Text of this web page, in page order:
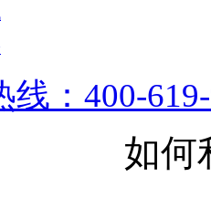
线：400-
如何